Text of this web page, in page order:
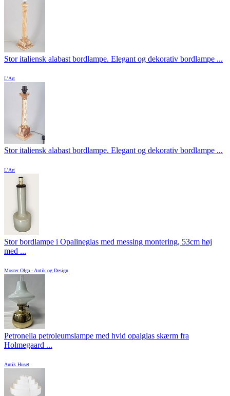
Stor italiensk alabast bordlampe. Elegant og dekorativ bordlampe ...
L'Art
Stor italiensk alabast bordlampe. Elegant og dekorativ bordlampe ...
L'Art
Stor bordlampe i Opalineglas med messing montering, 53cm høj
med ...
Moster Olga - Antik og Design
Petronella petroleumslampe med hvid opalglas skærm fra
Holmegaard ...
Antik Huset